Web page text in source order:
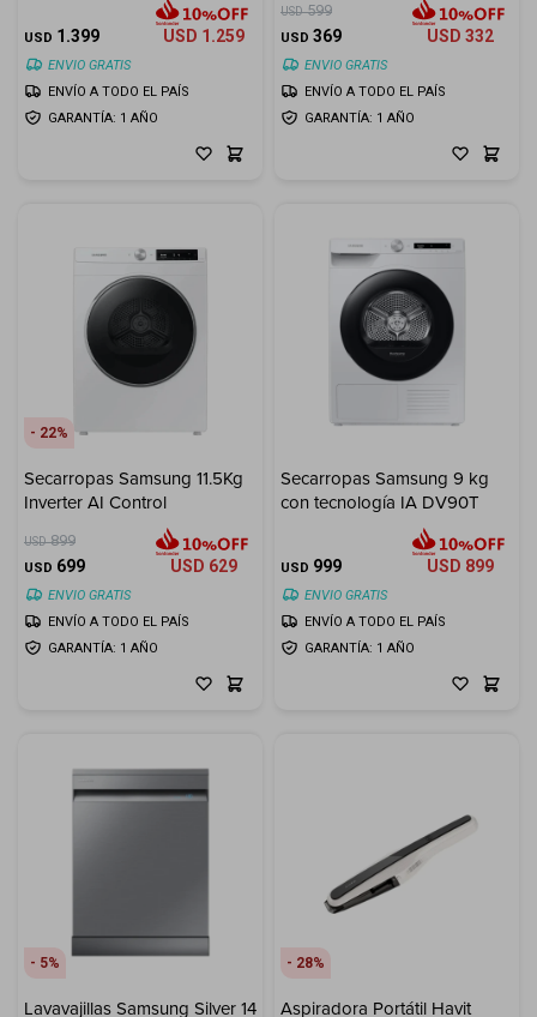
USD 1.399 USD 1.259
ENVIO GRATIS
GARANTÍA: 1 AÑO
ENVÍO A TODO EL PAÍS
USD 599
USD 369 USD 332
ENVIO GRATIS
GARANTÍA: 1 AÑO
ENVÍO A TODO EL PAÍS
22
Secarropas Samsung 11.5Kg
Inverter AI Control
USD 899
USD 699 USD 629
ENVIO GRATIS
GARANTÍA: 1 AÑO
ENVÍO A TODO EL PAÍS
Secarropas Samsung 9 kg
con tecnología IA DV90T
USD 999 USD 899
ENVIO GRATIS
GARANTÍA: 1 AÑO
ENVÍO A TODO EL PAÍS
5
Lavavajillas Samsung Silver 14
28
Aspiradora Portátil Havit